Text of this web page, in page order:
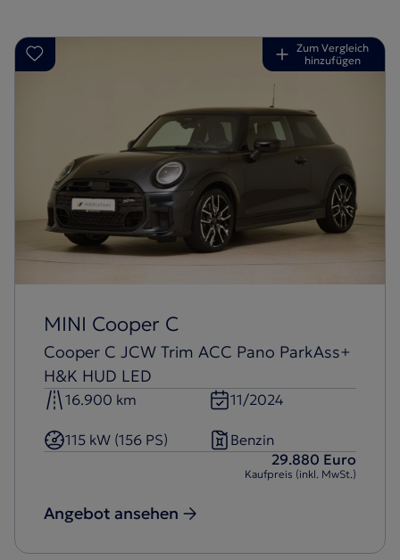
Zum Vergleich
hinzufügen
MINI Cooper C
Cooper C JCW Trim ACC Pano ParkAss+
H&K HUD LED
16.900 km 11/2024
115 kW (156 PS)
Benzin
29.880 Euro
Kaufpreis (inkl. MwSt.)
Angebot ansehen